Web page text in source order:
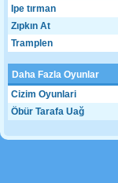
Ipe tırman
Zıpkın At
Tramplen
Daha Fazla Oyunlar
Cizim Oyunlari
Öbür Tarafa Uağ